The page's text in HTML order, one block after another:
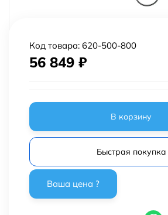
Код товара: 620-500-800
56 849 ₽
В корзину
Быстрая покупка